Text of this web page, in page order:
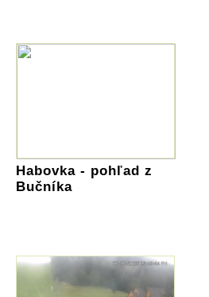
Habovka - pohľad z
Bučníka